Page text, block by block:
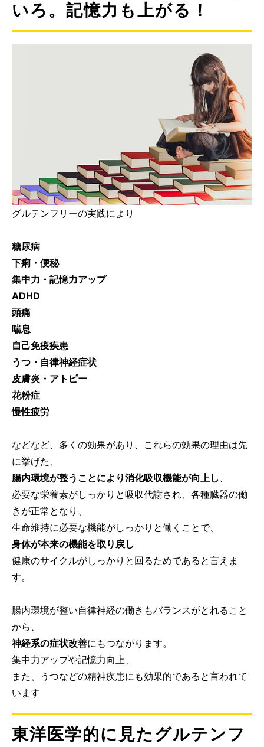
いろ。記憶力も上がる！
グルテンフリーの実践により
糖尿病
下痢・便秘
集中力・記憶力アップ
ADHD
頭痛
喘息
自己免疫疾患
うつ・自律神経症状
皮膚炎・アトピー
花粉症
慢性疲労
などなど、多くの効果があり、これらの効果の理由は先
に挙げた、
腸内環境が整うことにより消化吸収機能が向上し 、
必要な栄養素がしっかりと吸収代謝され、各種臓器の働
きが正常となり、
生命維持に必要な機能がしっかりと働くことで、
身体が本来の機能を取り戻し
健康のサイクルがしっかりと回るためであると言えま
す。
腸内環境が整い自律神経の働きもバランスがとれること
から、
神経系の症状改善にもつながります。
集中力アップや記憶力向上、
また、うつなどの精神疾患にも効果的であると言われて
います
東洋医学的に見たグルテンフ